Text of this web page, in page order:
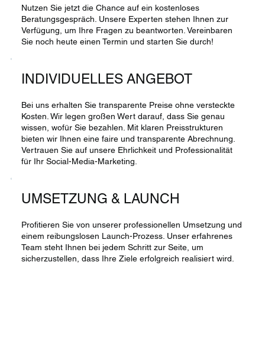
Nutzen Sie jetzt die Chance auf ein kostenloses
Beratungsgespräch. Unsere Experten stehen Ihnen zur
Verfügung, um Ihre Fragen zu beantworten. Vereinbaren
Sie noch heute einen Termin und starten Sie durch!
INDIVIDUELLES ANGEBOT
Bei uns erhalten Sie transparente Preise ohne versteckte
Kosten. Wir legen großen Wert darauf, dass Sie genau
wissen, wofür Sie bezahlen. Mit klaren Preisstrukturen
bieten wir Ihnen eine faire und transparente Abrechnung.
Vertrauen Sie auf unsere Ehrlichkeit und Professionalität
für Ihr Social-Media-Marketing.
UMSETZUNG & LAUNCH
Profitieren Sie von unserer professionellen Umsetzung und
einem reibungslosen Launch-Prozess. Unser erfahrenes
Team steht Ihnen bei jedem Schritt zur Seite, um
sicherzustellen, dass Ihre Ziele erfolgreich realisiert wird.